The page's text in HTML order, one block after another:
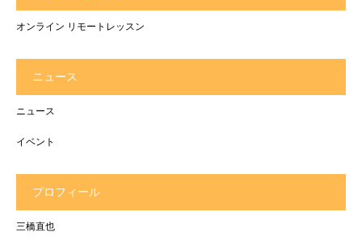
オンライン リモートレッスン
ニュース
ニュース
イベント
プロフィール
三橋直也